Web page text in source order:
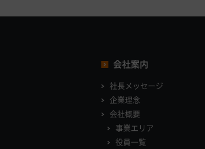
会社案内
社長メッセージ
企業理念
会社概要
事業エリア
役員一覧